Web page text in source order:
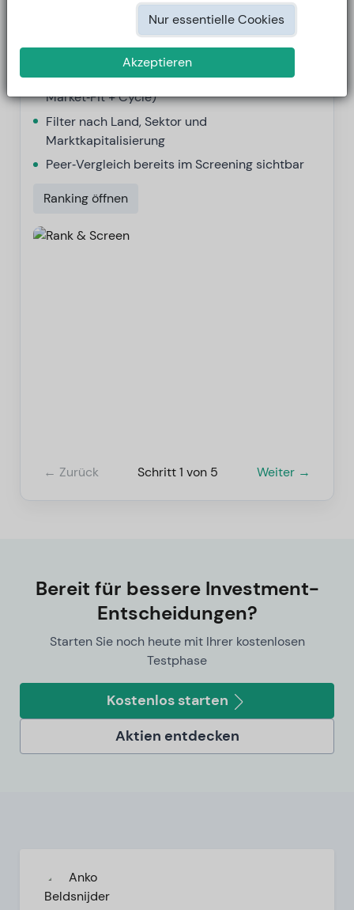
SO FUNKTIONIERT'S
Leeway-Score als Gesamtsignal (Business +
Market‑Fit + Cycle)
Filter nach Land, Sektor und
Marktkapitalisierung
Peer‑Vergleich bereits im Screening sichtbar
Ranking öffnen
← Zurück Schritt 1 von 5 Weiter →
Bereit für bessere Investment-
Entscheidungen?
Starten Sie noch heute mit Ihrer kostenlosen
Testphase
Kostenlos starten
Aktien entdecken
Nur essentielle Cookies
Akzeptieren